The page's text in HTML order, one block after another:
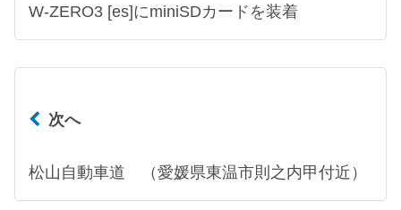
W-ZERO3 [es]にminiSDカードを装着
次へ
松山自動車道 （愛媛県東温市則之内甲付近）